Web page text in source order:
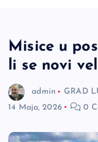
Misice u
li se novi
admin GRAD
14 Maja, 2026
0